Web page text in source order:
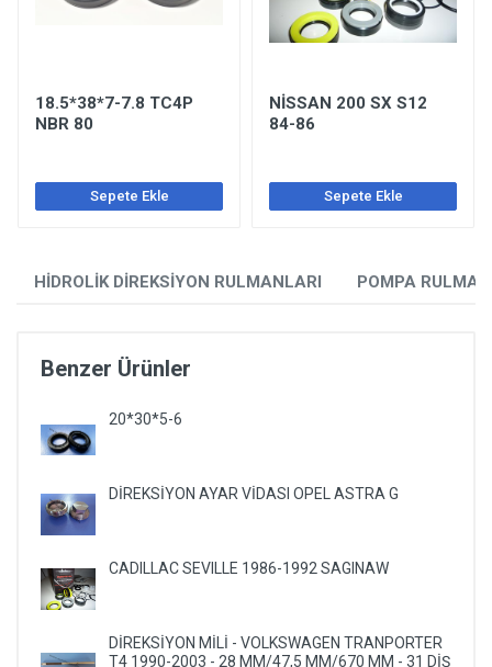
HİDROLİK DİREKSİYON RULMANLARI POMPA
Benzer Ürünler
20*30*5-6
DİREKSİYON AYAR VİDASI OPEL ASTRA G
CADILLAC SEVILLE 1986-1992 SAGINAW
DİREKSİYON MİLİ - VOLKSWAGEN TRANPORTER
T4 1990-2003 - 28 MM/47,5 MM/670 MM - 31 DİŞ
18.5*38*7-7.8 TC4P
NBR 80
Sepete Ekle
NİSSAN 200 SX S12
84-86
Sepete Ekle